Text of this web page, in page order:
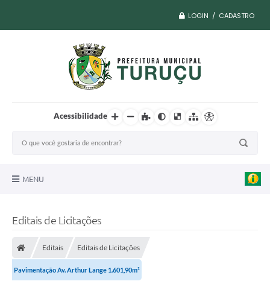
LOGIN / CADASTRO
Acessibilidade
MENU
Transparência
Editais de Licitações
Editais Editais de Licitações
Pavimentação Av. Arthur Lange 1.601,90m²